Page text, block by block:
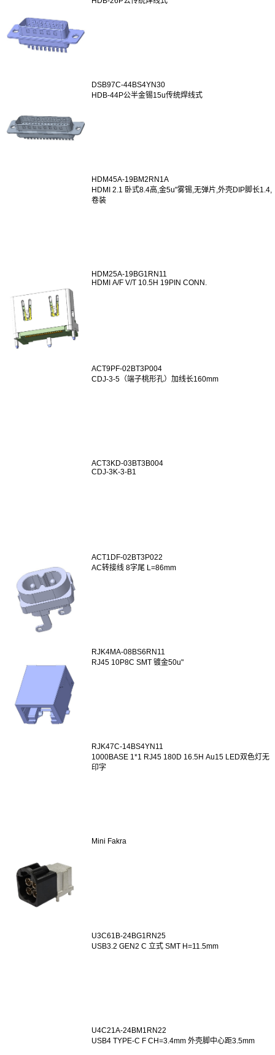
DSB97C-44BS4YN30
HDB-44P公半金锡15u传统焊线式
HDM45A-19BM2RN1A
HDMI 2.1 卧式8.4高,金5u"雾锡,无弹片,外壳DIP脚长1.4,
卷装
HDM25A-19BG1RN11
HDMI A/F V/T 10.5H 19PIN CONN.
ACT9PF-02BT3P004
CDJ-3-5（端子桃形孔）加线长160mm
ACT3KD-03BT3B004
CDJ-3K-3-B1
ACT1DF-02BT3P022
AC转接线 8字尾 L=86mm
RJK4MA-08BS6RN11
RJ45 10P8C SMT 镀金50u"
RJK47C-14BS4YN11
1000BASE 1*1 RJ45 180D 16.5H Au15 LED双色灯无
印字
Mini Fakra
U3C61B-24BG1RN25
USB3.2 GEN2 C 立式 SMT H=11.5mm
U4C21A-24BM1RN22
USB4 TYPE-C F CH=3.4mm 外壳脚中心距3.5mm